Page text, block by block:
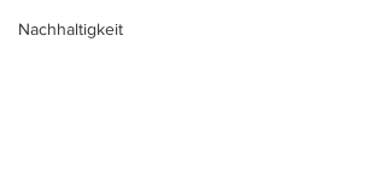
Nachhaltigkeit